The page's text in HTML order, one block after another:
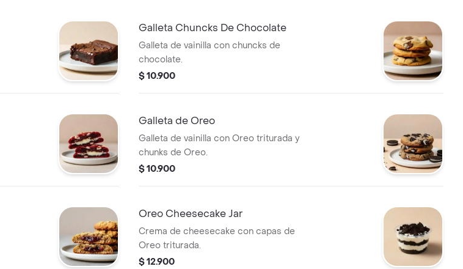
Galleta Chuncks De Chocolate
Galleta de vainilla con chuncks de
chocolate.
$ 10.900
Galleta de Oreo
Galleta de vainilla con Oreo triturada y
chunks de Oreo.
$ 10.900
Oreo Cheesecake Jar
Crema de cheesecake con capas de
Oreo triturada.
$ 12.900